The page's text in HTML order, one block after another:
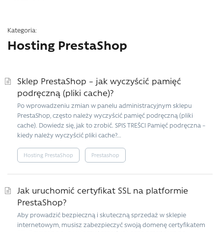
Kategoria:
Hosting PrestaShop
Sklep PrestaShop – jak wyczyścić pamięć
podręczną (pliki cache)?
Po wprowadzeniu zmian w panelu administracyjnym sklepu
PrestaShop, często należy wyczyścić pamięć podręczną (pliki
cache). Dowiedz się, jak to zrobić. SPIS TREŚCI Pamięć podręczna –
kiedy należy wyczyścić pliki cache?...
Hosting PrestaShop Prestashop
Jak uruchomić certyfikat SSL na platformie
PrestaShop?
Aby prowadzić bezpieczną i skuteczną sprzedaż w sklepie
internetowym, musisz zabezpieczyć swoją domenę certyfikatem